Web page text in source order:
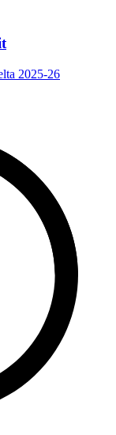
2025-26